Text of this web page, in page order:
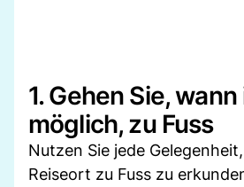
1. Gehen Sie,
möglich, zu Fuss
Nutzen Sie jede
Reiseort zu Fuss zu